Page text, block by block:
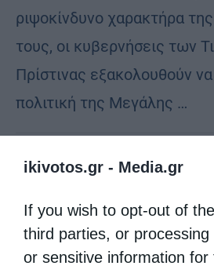
ikivotos.gr - Media.gr
If you wish to opt-out of
third parties, or
or sensitive information for
ριψοκίνδυνο χαρακτήρα
τους, οι κυβερνήσεις των
Πρίστινας εξακολουθούν
πολιτική της Μεγάλης …